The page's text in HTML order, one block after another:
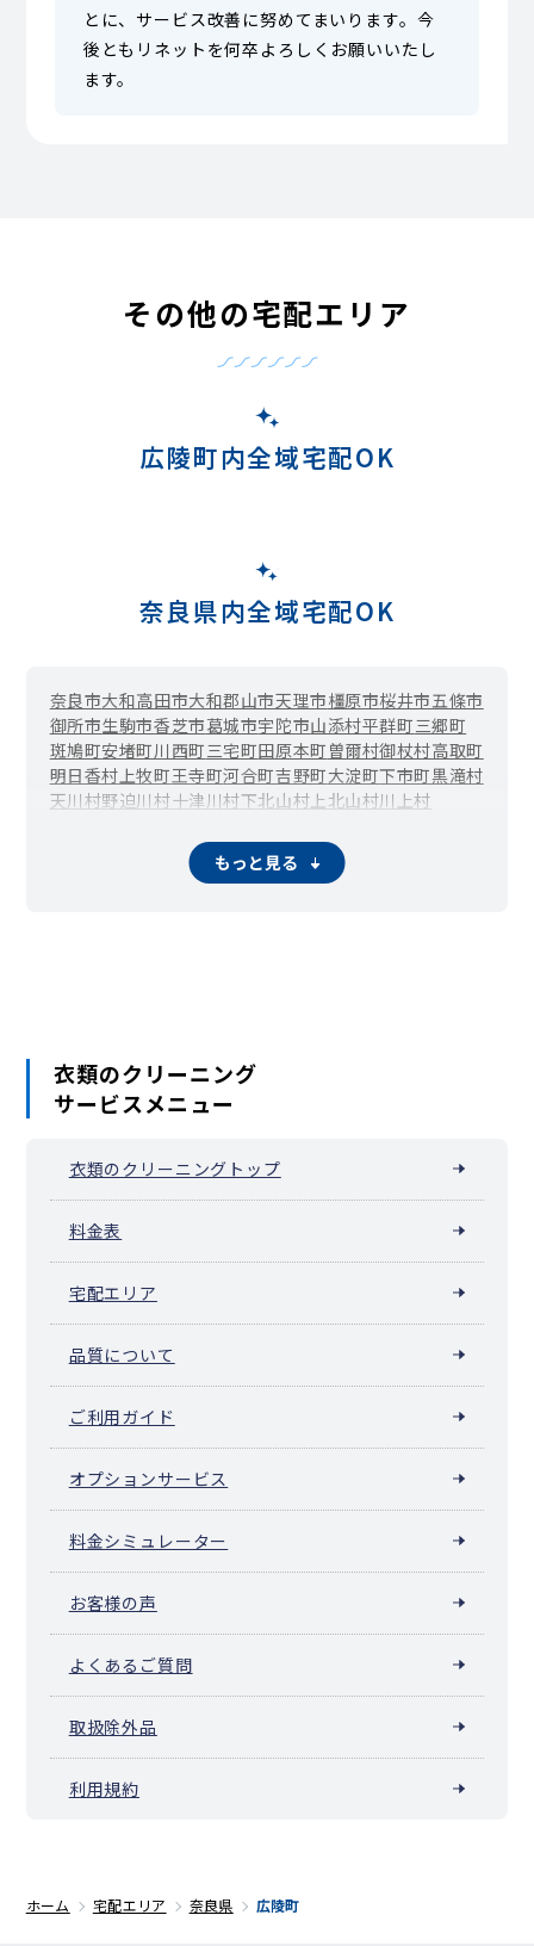
とに、サービス改善に努めてまいります。今
後ともリネットを何卒よろしくお願いいたし
ます。
その他の宅配エリア
広陵町内全域宅配OK
奈良県内全域宅配OK
奈良市大和高田市大和郡山市天理市橿原市桜井市五條市
御所市生駒市香芝市葛城市宇陀市山添村平群町三郷町
斑鳩町安堵町川西町三宅町田原本町 曽爾村御杖村高取町
明日香村 上牧町王寺町河合町吉野町大淀町下市町黒滝村
天川村野迫川村十津川村下北山村 上北山村川上村
もっと見る
衣類のクリーニング
サービスメニュー
衣類のクリーニングトップ
料金表
宅配エリア
品質について
ご利用ガイド
オプションサービス
料金シミュレーター
お客様の声
よくあるご質問
取扱除外品
利用規約
ホーム 宅配エリア 奈良県 広陵町